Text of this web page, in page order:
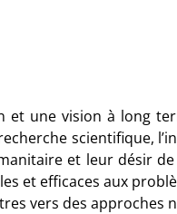
et une vision à long
scientifique,
et leur désir de
et efficaces aux
vers des approches